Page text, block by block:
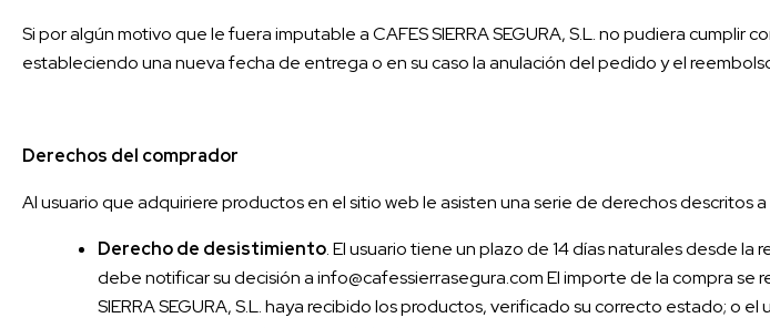
Si por algún motivo que le fuera imputable a CAFES SIERRA SEGURA, S.L. no pudiera
estableciendo una nueva fecha de entrega o en su caso la anulación del pedido y el
Derechos del comprador
Al usuario que adquiriere productos en el sitio web le asisten una serie de derechos descritos
Derecho de desistimiento. El usuario tiene un plazo de 14 días naturales desde
debe notificar su decisión a info@cafessierrasegura.com El importe de la compra
SIERRA SEGURA, S.L. haya recibido los productos, verificado su correcto estado; o